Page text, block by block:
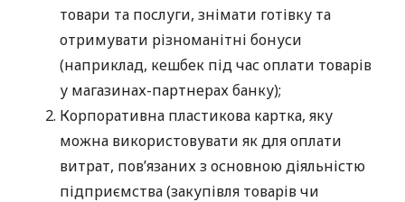
товари та послуги, знімати готівку та
отримувати різноманітні бонуси
(наприклад, кешбек під час оплати товарів
у магазинах-партнерах банку);
Корпоративна пластикова картка, яку
можна використовувати як для оплати
витрат, пов’язаних з основною діяльністю
підприємства (закупівля товарів чи